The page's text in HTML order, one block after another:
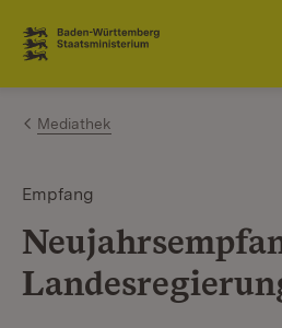
Zum Inhalt springen
Link zur Startseite
Mediathek
Empfang